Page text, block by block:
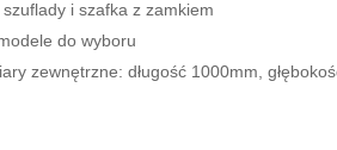
szuflady i szafka z zamkiem
do wyboru
zewnętrzne: długość 1000mm,